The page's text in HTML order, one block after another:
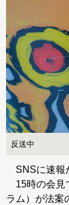
反送中
SNSに速報
15時の会見
ラム）が法案